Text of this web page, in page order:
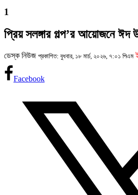
1
প্রিয় সলঙ্গার গল্প’র আয়োজনে ঈদ
ডেস্ক নিউজ প্রকাশিত: বুধবার, ১৮ মার্চ, ২০২৬, ৭:০১ পিএম
Facebook